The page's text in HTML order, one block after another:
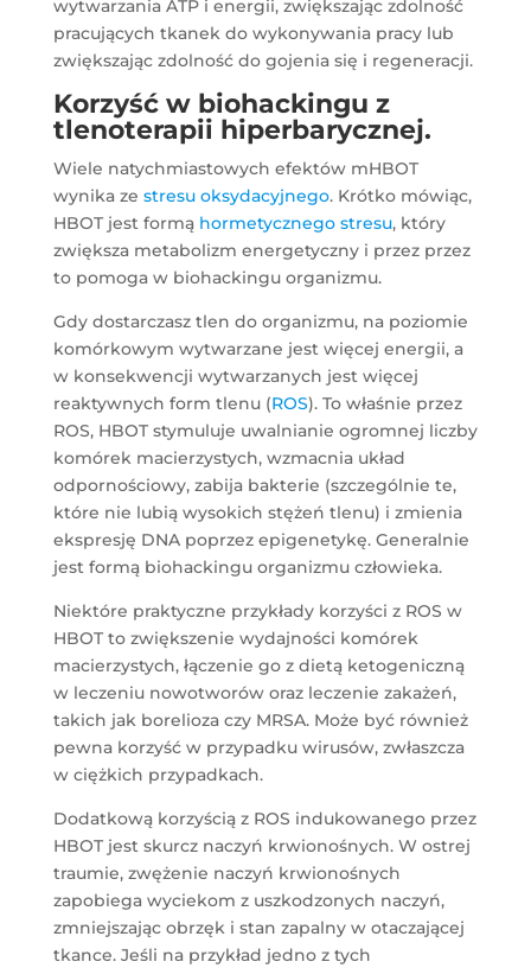
wytwarzania ATP i energii, zwiększając zdolność
pracujących tkanek do wykonywania pracy lub
zwiększając zdolność do gojenia się i regeneracji.
Korzyść w biohackingu z
tlenoterapii hiperbarycznej.
Wiele natychmiastowych efektów mHBOT
wynika ze stresu oksydacyjnego. Krótko mówiąc,
HBOT jest formą hormetycznego stresu, który
zwiększa metabolizm energetyczny i przez przez
to pomoga w biohackingu organizmu.
Gdy dostarczasz tlen do organizmu, na poziomie
komórkowym wytwarzane jest więcej energii, a
w konsekwencji wytwarzanych jest więcej
reaktywnych form tlenu (ROS). To właśnie przez
ROS, HBOT stymuluje uwalnianie ogromnej liczby
komórek macierzystych, wzmacnia układ
odpornościowy, zabija bakterie (szczególnie te,
które nie lubią wysokich stężeń tlenu) i zmienia
ekspresję DNA poprzez epigenetykę. Generalnie
jest formą biohackingu organizmu człowieka.
Niektóre praktyczne przykłady korzyści z ROS w
HBOT to zwiększenie wydajności komórek
macierzystych, łączenie go z dietą ketogeniczną
w leczeniu nowotworów oraz leczenie zakażeń,
takich jak borelioza czy MRSA. Może być również
pewna korzyść w przypadku wirusów, zwłaszcza
w ciężkich przypadkach.
Dodatkową korzyścią z ROS indukowanego przez
HBOT jest skurcz naczyń krwionośnych. W ostrej
traumie, zwężenie naczyń krwionośnych
zapobiega wyciekom z uszkodzonych naczyń,
zmniejszając obrzęk i stan zapalny w otaczającej
tkance. Jeśli na przykład jedno z tych